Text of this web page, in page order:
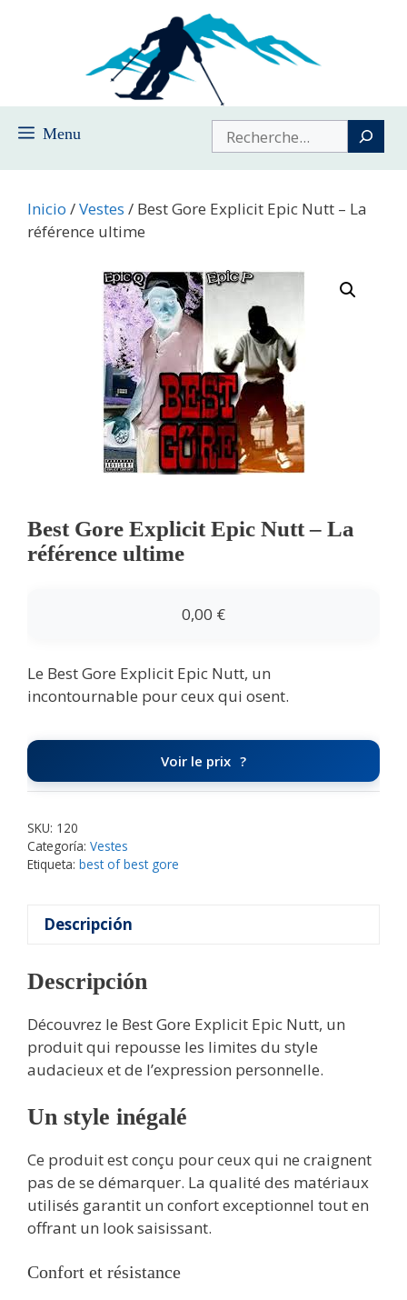
Menu Buscar
Inicio /Vestes / Best Gore Explicit Epic Nutt – La
référence ultime
Best Gore Explicit Epic Nutt – La
référence ultime
0,00 €
Le Best Gore Explicit Epic Nutt, un
incontournable pour ceux qui osent.
Voir le prix
SKU: 120
Categoría: Vestes
Etiqueta: best of best gore
Descripción
Descripción
Découvrez le Best Gore Explicit Epic Nutt, un
produit qui repousse les limites du style
audacieux et de l’expression personnelle.
Un style inégalé
Ce produit est conçu pour ceux qui ne craignent
pas de se démarquer. La qualité des matériaux
utilisés garantit un confort exceptionnel tout en
offrant un look saisissant.
Confort et résistance